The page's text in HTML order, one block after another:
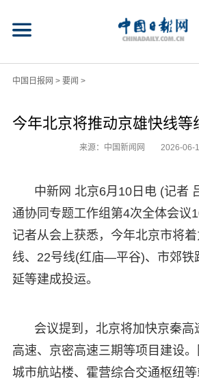
中国日报网 > 要闻 >
今年北京将推动京雄快线等
来源：中国新闻网 2026-06-
中新网 北京6月10日电 (记者
通协同专题工作组第4次全体会议
记者从会上获悉，今年北京市将
线、22号线(红庙—平谷)、市郊铁
延等建成投运。
会议提到，北京将加快京秦高
高速、京密高速三期等项目建设
城市航站楼、霍营综合交通枢纽